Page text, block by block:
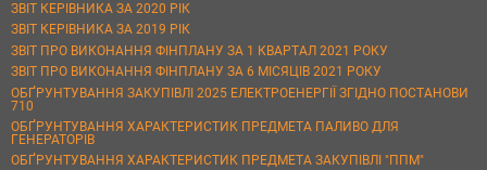
ЗВІТ КЕРІВНИКА ЗА 2020 РІК
ЗВІТ КЕРІВНИКА ЗА 2019 РІК
ЗВІТ ПРО ВИКОНАННЯ ФІНПЛАНУ ЗА 1 КВАРТАЛ 2021 РОКУ
ЗВІТ ПРО ВИКОНАННЯ ФІНПЛАНУ ЗА 6 МІСЯЦІВ 2021 РОКУ
ОБҐРУНТУВАННЯ ЗАКУПІВЛІ 2025 ЕЛЕКТРОЕНЕРГІЇ ЗГІДНО ПОСТАНОВИ
710
ОБҐРУНТУВАННЯ ХАРАКТЕРИСТИК ПРЕДМЕТА ПАЛИВО ДЛЯ
ГЕНЕРАТОРІВ
ОБҐРУНТУВАННЯ ХАРАКТЕРИСТИК ПРЕДМЕТА ЗАКУПІВЛІ "ППМ"